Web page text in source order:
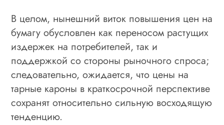
В целом, нынешний виток повышения цен на
бумагу обусловлен как переносом растущих
издержек на потребителей, так и
поддержкой со стороны рыночного спроса;
следовательно, ожидается, что цены на
тарные кароны в краткосрочной перспективе
сохранят относительно сильную восходящую
тенденцию.